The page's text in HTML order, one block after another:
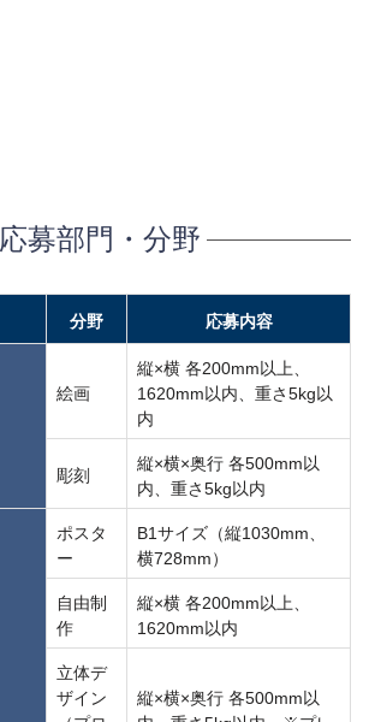
応募部門・分野
分野 応募内容
絵画
縦×横 各200mm以上、
1620mm以内、重さ5kg以
内
彫刻
縦×横×奥行 各500mm以
内、重さ5kg以内
ポスタ
ー
B1サイズ（縦1030mm、
横728mm）
自由制
作
縦×横 各200mm以上、
1620mm以内
立体デ
ザイン
縦×横×奥行 各500mm以